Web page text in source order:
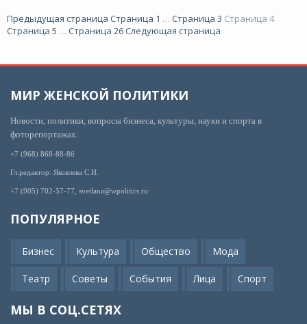
Предыдущая страница Страница 1 … Страница 3 Страница 4
Страница 5 … Страница 26Следующая страница
МИР ЖЕНСКОЙ ПОЛИТИКИ
Новости, политики, вопросы бизнеса, культуры, науки и спорта в
фоторепортажах.
+7 (968) 868-88-86
Гл.редактор: Яковлева С.И.
+7 (905) 702-57-77, svetlana@wpolitics.ru
ПОПУЛЯРНОЕ
Бизнес Культура Общество Мода
Театр Советы События Лица Спорт
МЫ В СОЦ.СЕТЯХ